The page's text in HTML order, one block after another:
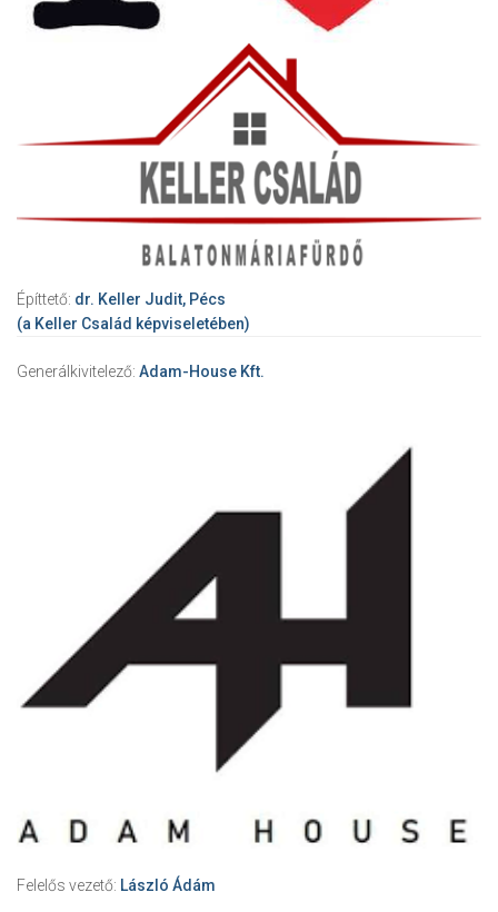
Építtető: dr. Keller Judit, Pécs
(a Keller Család képviseletében)
Generálkivitelező: Adam-House Kft.
Felelős vezető: László Ádám